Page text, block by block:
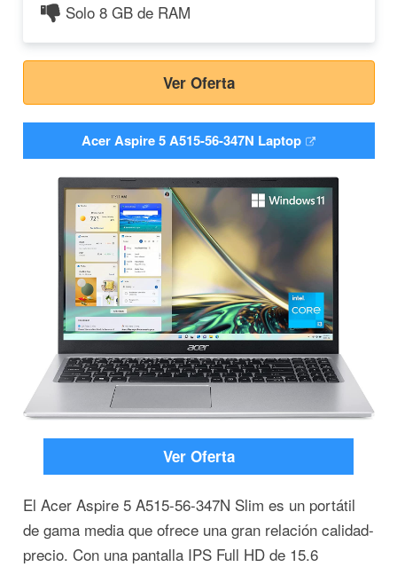
Solo 8 GB de RAM
Ver Oferta
Acer Aspire 5 A515-56-347N Laptop
Ver Oferta
El Acer Aspire 5 A515-56-347N Slim es un portátil
de gama media que ofrece una gran relación calidad-
precio. Con una pantalla IPS Full HD de 15.6